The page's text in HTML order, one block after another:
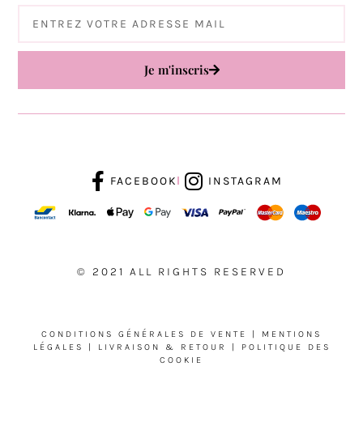
Je m'inscris
FACEBOOK INSTAGRAM
© 2021 ALL RIGHTS RESERVED
CONDITIONS GÉNÉRALES DE VENTE
MENTIONS
LÉGALES
LIVRAISON & RETOUR
POLITIQUE DES
COOKIE